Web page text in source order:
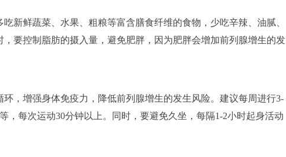
新鲜蔬菜、水果、粗粮等富含膳食纤维的食物，少吃辛辣、油腻、
要控制脂肪的摄入量，避免肥胖，因为肥胖会增加前列腺增生的发
，增强身体免疫力，降低前列腺增生的发生风险。建议每周进行3-
，每次运动30分钟以上。同时，要避免久坐，每隔1-2小时起身活动